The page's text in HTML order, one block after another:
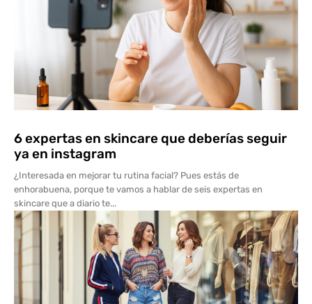
6 expertas en skincare que deberías seguir
ya en instagram
¿Interesada en mejorar tu rutina facial? Pues estás de
enhorabuena, porque te vamos a hablar de seis expertas en
skincare que a diario te...